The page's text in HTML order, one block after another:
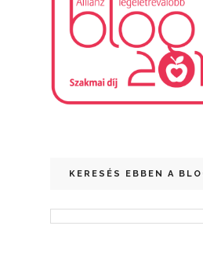
KERESÉS EBBEN A